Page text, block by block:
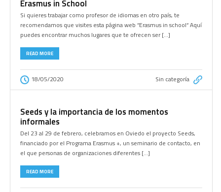
Erasmus in School
Si quieres trabajar como profesor de idiomas en otro país, te
recomendamos que visites esta página web “Erasmus in school“ Aquí
puedes encontrar muchos lugares que te ofrecen ser […]
READ MORE
18/05/2020 Sin categoría
Seeds y la importancia de los momentos
informales
Del 23 al 29 de febrero, celebramos en Oviedo el proyecto Seeds,
financiado por el Programa Erasmus +, un seminario de contacto, en
el que personas de organizaciones diferentes […]
READ MORE